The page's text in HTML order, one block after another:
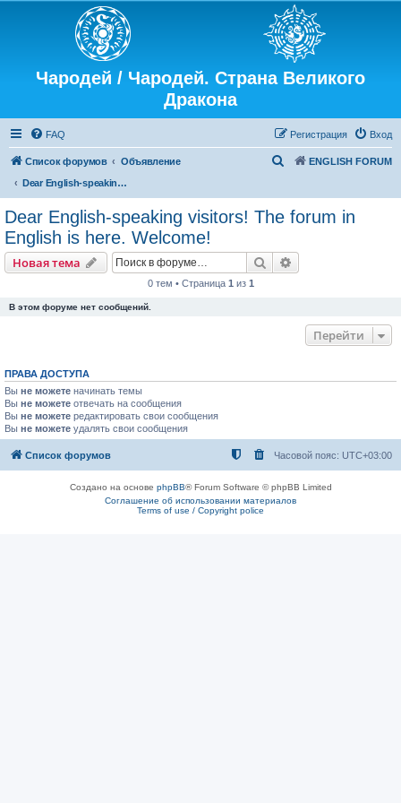
Чародей / Чародей. Страна Великого
Дракона
FAQ Вход
Регистрация
Список форумов
Объявление
Dear English-speaking visitors! The forum in English is here. Welcome!
ENGLISH FORUM
Dear English-speaking visitors! The forum in
English is here. Welcome!
Новая тема Поиск
0 тем • Страница 1 из 1
В этом форуме нет сообщений.
Перейти
ПРАВА ДОСТУПА
Вы не можете начинать темы
Вы не можете отвечать на сообщения
Вы не можете редактировать свои сообщения
Вы не можете удалять свои сообщения
Список форумов Часовой пояс: UTC+03:00
Создано на основе phpBB® Forum Software © phpBB Limited
Соглашение об использовании материалов
Terms of use / Copyright police